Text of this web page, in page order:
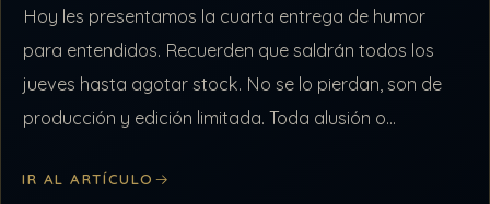
Hoy les presentamos la cuarta entrega de humor
para entendidos. Recuerden que saldrán todos los
jueves hasta agotar stock. No se lo pierdan, son de
producción y edición limitada. Toda alusión o
IR AL ARTÍCULO